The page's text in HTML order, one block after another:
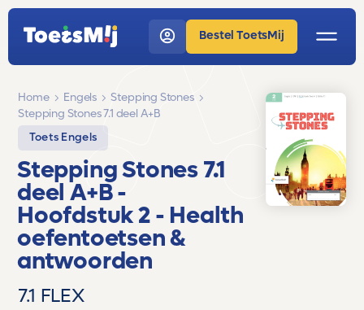
Bestel ToetsMij
Home Engels
Stepping Stones
Stepping Stones 7.1 deel A+B
Toets Engels
Stepping Stones 7.1
deel A+B-
Hoofdstuk 2 - Health
oefentoetsen &
antwoorden
7.1 FLEX